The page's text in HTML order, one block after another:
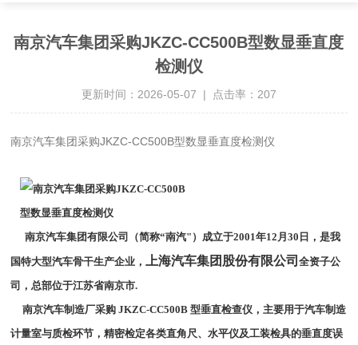
南京汽车集团采购JKZC-CC500B型数显垂直度
检测仪
更新时间：2026-05-07 | 点击率：207
南京汽车集团采购JKZC-CC500B型数显垂直度检测仪
南京汽车集团有限公司（简称“南汽"）成立于2001年12月30日，是我
国特大型汽车骨干生产企业， 上海汽车集团股份有限公司全资子公
司，总部位于江苏省南京市.
南京汽车制造厂采购 JKZC‑CC500B 型垂直检查仪，主要用于汽车制造
计量室与质检环节，精密检定各类直角尺、水平仪及工装检具的垂直度误